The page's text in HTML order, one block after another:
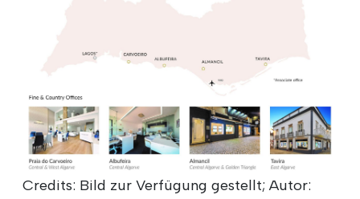
Credits: Bild zur Verfügung gestellt; Autor: